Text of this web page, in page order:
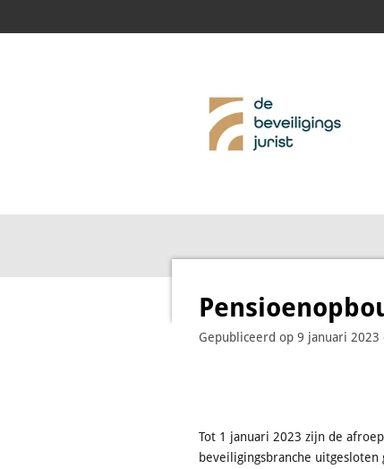
Gepubliceerd op 9 januari 2023
Tot 1 januari 2023 zijn de
beveiligingsbranche